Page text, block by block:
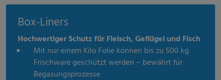
Box-Liners
Hochwertiger Schutz für Fleisch, Geflügel und Fisch
Mit nur einem Kilo Folie können bis zu 500 kg
Frischware geschützt werden – bewährt für
Begasungsprozesse